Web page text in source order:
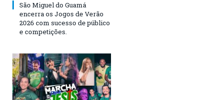
São Miguel do Guamá
encerra os Jogos de Verão
2026 com sucesso de público
e competições.